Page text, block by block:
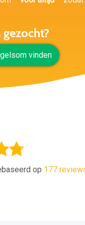
vinden
op 177